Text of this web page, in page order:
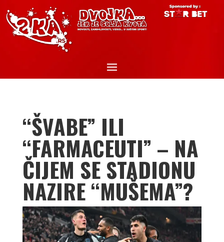
“ŠVABE” ILI
“FARMACEUTI” – NA
ČIJEM SE STADIONU
NAZIRE “MUŠEMA”?